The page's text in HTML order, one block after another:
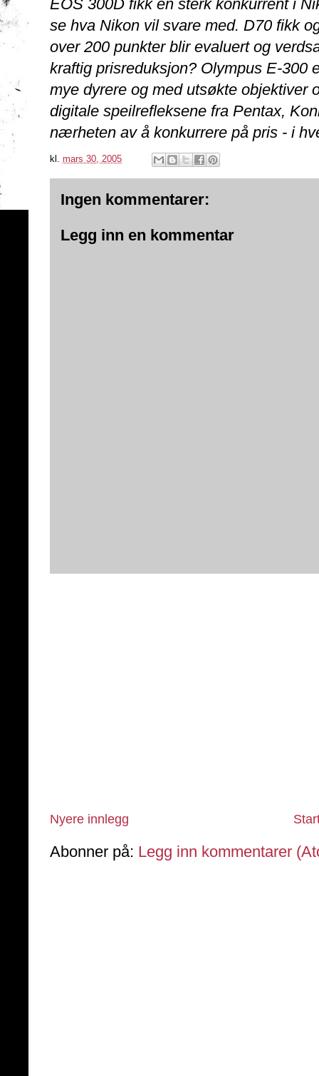
EOS 300D fikk en sterk konkurrent i
se hva Nikon vil svare med. D70 fikk
over 200 punkter blir evaluert og
kraftig prisreduksjon? Olympus E-300
mye dyrere og med utsøkte objektiver
digitale speilrefleksene fra Pentax,
nærheten av å konkurrere på pris - i
kl. mars 30, 2005
Ingen kommentarer:
Legg inn en kommentar
Nyere innlegg
Abonner på: Legg inn kommentarer